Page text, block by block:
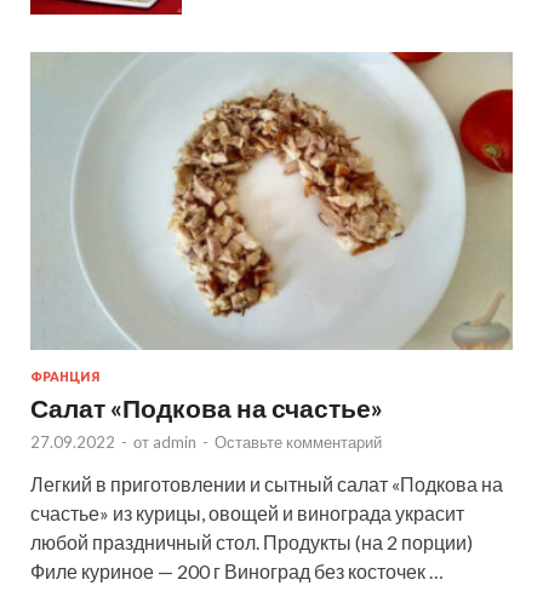
ФРАНЦИЯ
Салат «Подкова на счастье»
27.09.2022 - от admin - Оставьте комментарий
Легкий в приготовлении и сытный салат «Подкова на
счастье» из курицы, овощей и винограда украсит
любой праздничный стол. Продукты (на 2 порции)
Филе куриное — 200 г Виноград без косточек …